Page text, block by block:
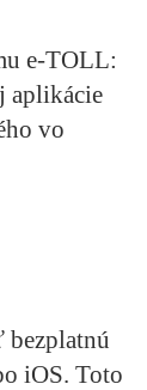
e-TOLL:
aplikácie
vo
iOS. Toto